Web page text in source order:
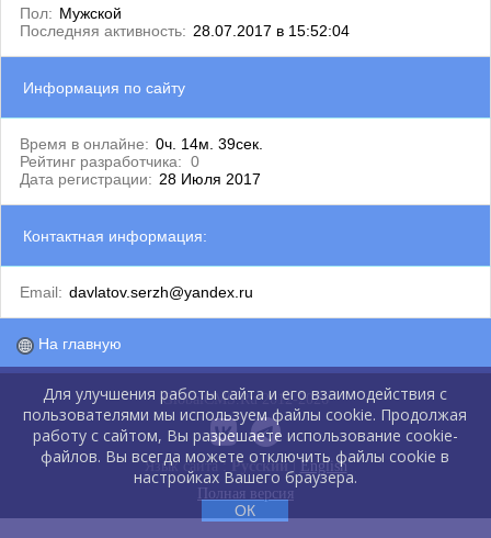
Пол: Мужской
Последняя активность: 28.07.2017 в 15:52:04
Информация по сайту
Время в онлайне: 0ч. 14м. 39сек.
Рейтинг разработчика: 0
Дата регистрации: 28 Июля 2017
Контактная информация:
Email: davlatov.serzh@yandex.ru
На главную
GlobalCMS.Ru 2012-2026
Язык сайта :Русский| English
Полная версия
Для улучшения работы сайта и его взаимодействия с
пользователями мы используем файлы cookie. Продолжая
работу с сайтом, Вы разрешаете использование cookie-
файлов. Вы всегда можете отключить файлы cookie в
настройках Вашего браузера.
ОК